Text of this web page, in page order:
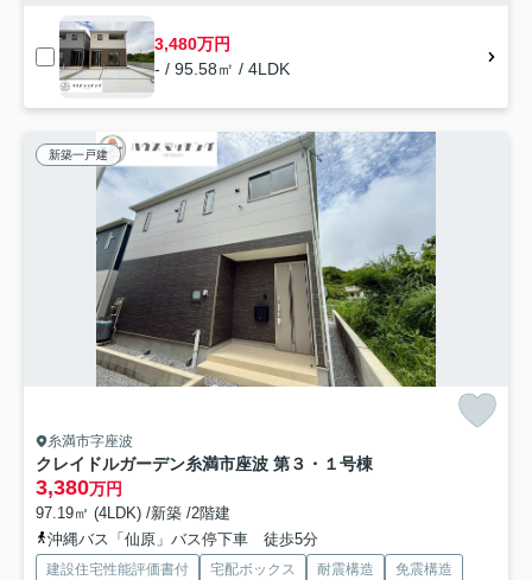
3,480万円
- / 95.58㎡ / 4LDK
新築一戸建
糸満市字座波
クレイドルガーデン糸満市座波 第３・１号棟
3,380万円
97.19㎡ (4LDK) /新築 /2階建
沖縄バス「仙原」バス停下車 徒歩5分
建設住宅性能評価書付 宅配ボックス 耐震構造
免震構造